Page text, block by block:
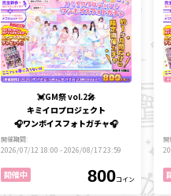
💓GM祭 vol.2🎤
キミイロプロジェクト
🎧ワンボイスフォトガチャ🎧
開催期間
2026/07/12 18:00 - 2026/08/17 23:59
開催中 800コイン
開